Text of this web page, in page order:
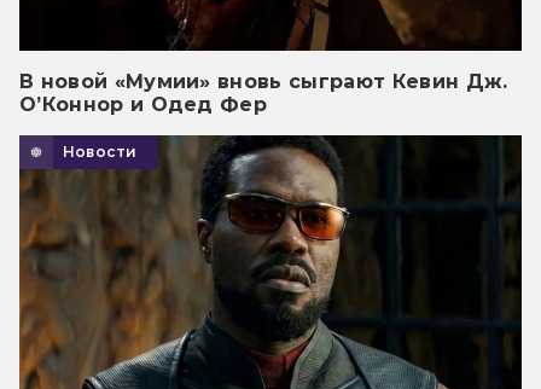
В новой «Мумии» вновь сыграют Кевин Дж.
О’Коннор и Одед Фер
Новости